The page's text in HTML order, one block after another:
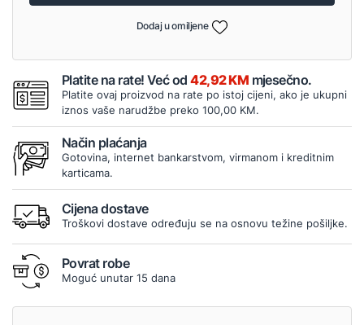
Dodaj u omiljene
Platite na rate! Već od42,92 KM mjesečno.
Platite ovaj proizvod na rate po istoj cijeni, ako je ukupni
iznos vaše narudžbe preko 100,00 KM.
Način plaćanja
Gotovina, internet bankarstvom, virmanom i kreditnim
karticama.
Cijena dostave
Troškovi dostave određuju se na osnovu težine pošiljke.
Povrat robe
Moguć unutar 15 dana